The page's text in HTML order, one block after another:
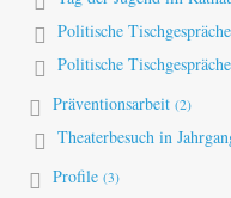
Politische
Politische
Präventionsarbeit (2)
Theaterbesuch in
Profile (3)